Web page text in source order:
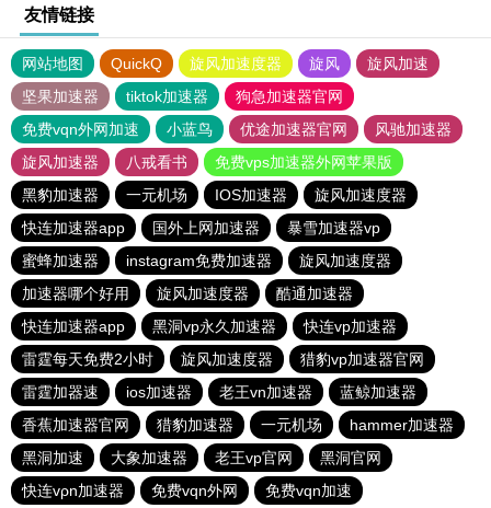
友情链接
网站地图 QuickQ 旋风加速度器 旋风
旋风加速
坚果加速器
tiktok加速器
狗急加速器官网
免费vqn外网加速
小蓝鸟 优途加速器官网
风驰加速器
旋风加速器
八戒看书
免费vps加速器外网苹果版
黑豹加速器
一元机场 IOS加速器
旋风加速度器
快连加速器app
国外上网加速器
暴雪加速器vp
蜜蜂加速器
instagram免费加速器
旋风加速度器
加速器哪个好用
旋风加速度器
酷通加速器
快连加速器app
黑洞vp永久加速器
快连vp加速器
雷霆每天免费2小时
旋风加速度器
猎豹vp加速器官网
雷霆加器速
ios加速器 老王vn加速器
蓝鲸加速器
香蕉加速器官网
猎豹加速器 一元机场
hammer加速器
黑洞加速
大象加速器 老王vp官网
黑洞官网
快连vρn加速器
免费vqn外网 免费vqn加速